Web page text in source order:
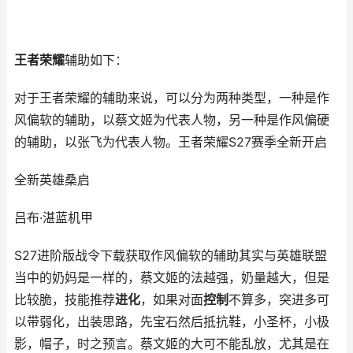
王者荣耀辅助如下：
对于王者荣耀的辅助来说，可以分为两种类型，一种是作
风偏软的辅助，以蔡文姬为代表人物，另一种是作风偏硬
的辅助，以张飞为代表人物。王者荣耀S27赛季全新开启
全新英雄桑启
吕布·湛蓝机甲
S27进阶版战令下载获取作风偏软的辅助其实与英雄联盟
当中的奶妈是一样的，蔡文姬的法越强，奶量越大，但是
比较脆，技能推荐进化，如果对面控制 不算多，突进多可
以带弱化，出装思路，先宝石然后抵抗鞋，小圣杯，小极
影，帽子，时之预言。蔡文姬的大可不能乱放，尤其是在